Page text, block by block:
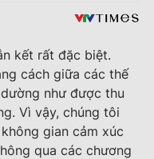
kết rất đặc biệt.
cách giữa các thế
như được thu
Vì vậy, chúng tôi
gian cảm xúc
qua các chương